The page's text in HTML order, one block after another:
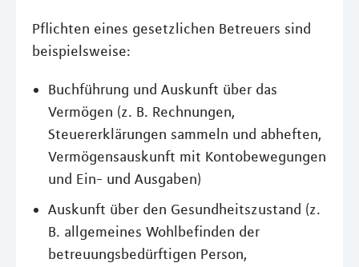
Pflichten eines gesetzlichen Betreuers sind
beispielsweise:
Buchführung und Auskunft über das
Vermögen (z. B. Rechnungen,
Steuererklärungen sammeln und abheften,
Vermögensauskunft mit Kontobewegungen
und Ein- und Ausgaben)
Auskunft über den Gesundheitszustand (z.
B. allgemeines Wohlbefinden der
betreuungsbedürftigen Person,